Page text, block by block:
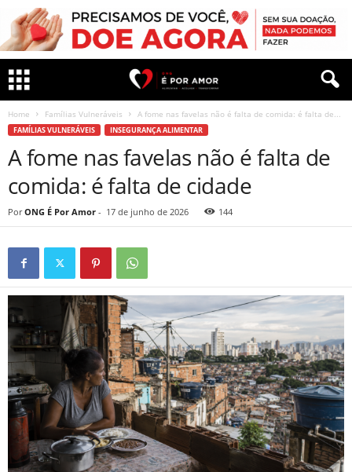
Home Famílias Vulneráveis A fome nas favelas não é falta de comida: é falta de...
FAMÍLIAS VULNERÁVEIS INSEGURANÇA ALIMENTAR
A fome nas favelas não é falta de
comida: é falta de cidade
Por ONG É Por Amor - 17 de junho de 2026 144